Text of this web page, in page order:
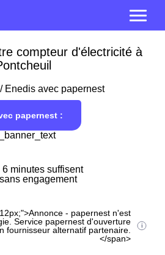
compteur d'électricité à
Enedis avec papernest
papernest :
minutes suffisent
engagement
- papernest n'est
Service papernest d'ouverture
fournisseur alternatif partenaire.
</span>